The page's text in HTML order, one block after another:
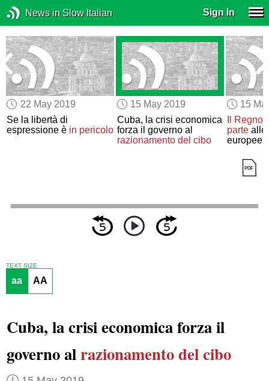
News in Slow Italian Sign In
22 May 2019
Se la libertà di
espressione è in pericolo
15 May 2019
Cuba, la crisi economica
forza il governo al
razionamento del cibo
15
Il Regno
partealle
europee
TEXT SIZE
aa AA
Cuba, la crisi economica forza il
governo alrazionamento del cibo